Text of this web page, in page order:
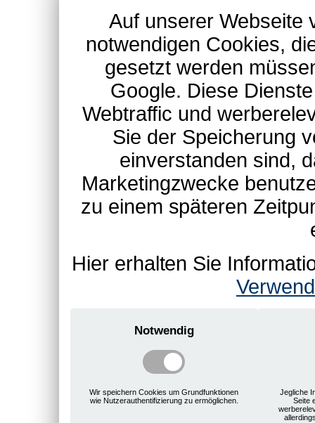
Auf unserer Webseite
notwendigen Cookies,
gesetzt werden
Google. Diese
Webtraffic und
Sie der Speicherung
einverstanden sind,
Marketingzwecke
zu einem späteren
Hier erhalten Sie
Notwendig
Wir speichern Cookies um Grundfunktionen
wie Nutzerauthentifizierung zu ermöglichen.
Jegliche
Seite